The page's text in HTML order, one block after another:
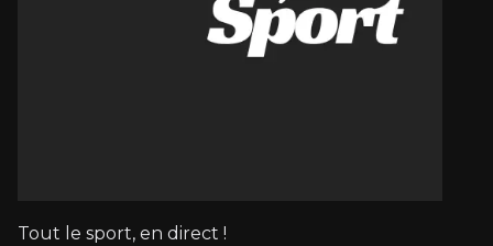
Tout le sport, en direct !